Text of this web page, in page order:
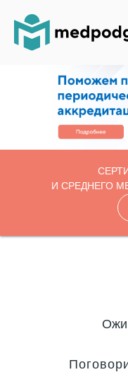
И СРЕДНЕГО